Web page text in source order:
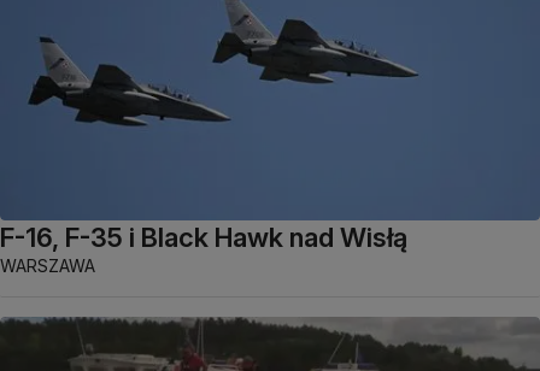
F-16, F-35 i Black Hawk nad Wisłą
WARSZAWA